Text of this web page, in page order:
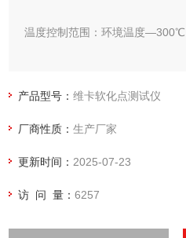
温度控制范围：环境温度—300℃
温度控制精度：±0.5℃
大形变示值误差：±0.001mm，
产品型号：维卡软化点测试仪
厂商性质：生产厂家
更新时间： 2025-07-23
访 问 量：6257